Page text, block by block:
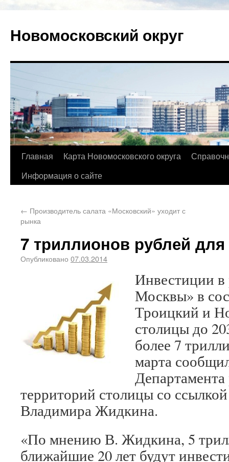
Новомосковский округ
Главная Карта Новомосковского округа
Информация о сайте
← Производитель салата «Московский» уходит с
рынка
7 триллионов рублей
Опубликовано 07.03.2014
Инвестиции в
Москвы» в
Троицкий и
столицы до
более 7
марта
территорий столицы со
Владимира Жидкина.
«По мнению В. Жидкина, 5
ближайшие 20 лет будут